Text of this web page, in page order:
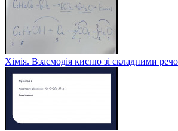
Хімія. Взаємодія кисню зі складними